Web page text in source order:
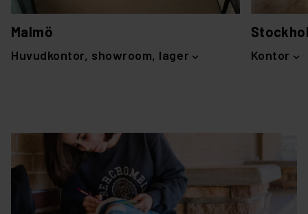
Malmö
Huvudkontor, showroom, lager Kontor